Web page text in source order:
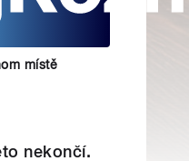
místě
nekončí.